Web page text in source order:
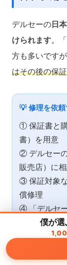
デルセーの 日
けられます。
方も多いですが
はその後の保
💡 修理を依
① 保証書と
書）を用意
② デルセー
販売店）に
③ 保証対象
償修理
④ 「デルセ
も有償で対
→ 正規ルー
メニュー ホ
僕が